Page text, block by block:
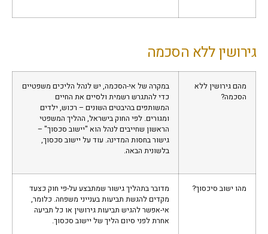
גירושין ללא הסכמה
מהם גירושין ללא
הסכמה?
במקרה של אי-הסכמה, יש לנהל הליכים משפטיים
כדי להתגרש רשמית ולסיים את החיים
המשותפים בהיבטים השונים – רכוש, ילדים
ומגורים. לפי החוק בישראל, ההליך המשפטי
הראשון שחייבים לנהל הוא "יישוב סכסוך" –
גישור בחסות המדינה. עוד על יישוב סכסוך,
בלשונית הבאה.
מהו ישוב סיכסוך?
מדובר בתהליך גישור שמתבצע על-פי חוק כצעד
מקדים להגשת תביעות בענייני משפחה. כלומר,
אי-אפשר להגיש תביעות גירושין או כל תביעה
אחרת לפני סיום הליך של יישוב סכסוך.